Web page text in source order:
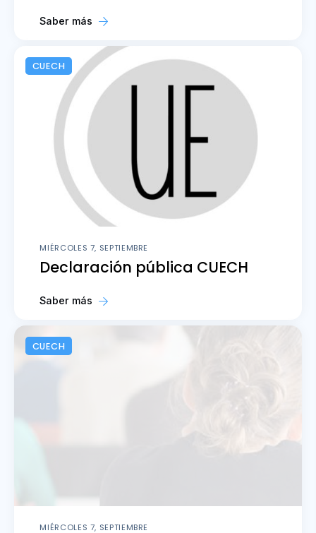
Saber más
CUECH
MIÉRCOLES 7, SEPTIEMBRE
Declaración pública CUECH
Saber más
CUECH
MIÉRCOLES 7, SEPTIEMBRE